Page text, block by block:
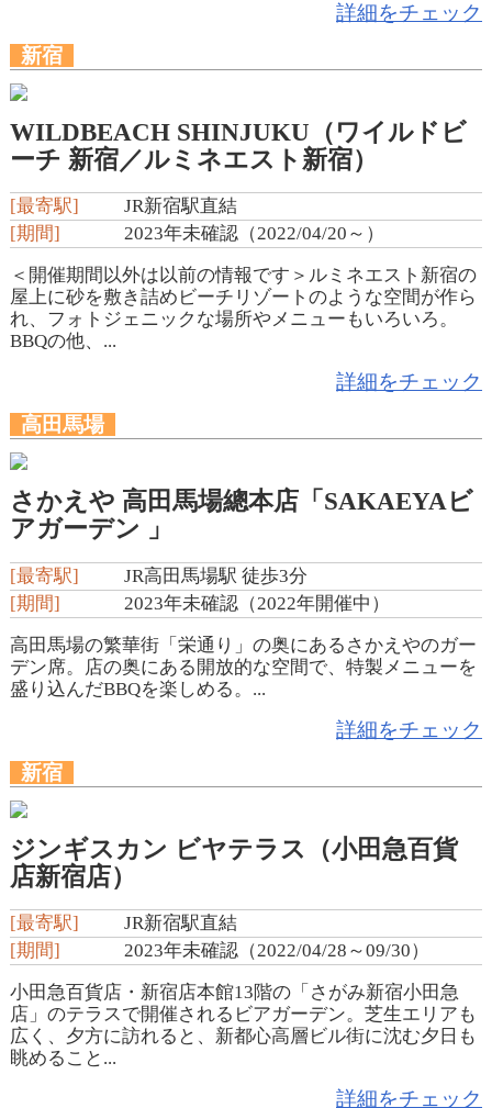
詳細をチェック
新宿
WILDBEACH SHINJUKU（ワイルドビ
ーチ 新宿／ルミネエスト新宿）
[最寄駅]
JR新宿駅直結
[期間]
2023年未確認（2022/04/20～）
＜開催期間以外は以前の情報です＞ルミネエスト新宿の
屋上に砂を敷き詰めビーチリゾートのような空間が作ら
れ、フォトジェニックな場所やメニューもいろいろ。
BBQの他、...
詳細をチェック
高田馬場
さかえや 高田馬場總本店「SAKAEYAビ
アガーデン 」
[最寄駅]
JR高田馬場駅 徒歩3分
[期間]
2023年未確認（2022年開催中）
高田馬場の繁華街「栄通り」の奥にあるさかえやのガー
デン席。店の奥にある開放的な空間で、特製メニューを
盛り込んだBBQを楽しめる。...
詳細をチェック
新宿
ジンギスカン ビヤテラス（小田急百貨
店新宿店）
[最寄駅]
JR新宿駅直結
[期間]
2023年未確認（2022/04/28～09/30）
小田急百貨店・新宿店本館13階の「さがみ新宿小田急
店」のテラスで開催されるビアガーデン。芝生エリアも
広く、夕方に訪れると、新都心高層ビル街に沈む夕日も
眺めること...
詳細をチェック